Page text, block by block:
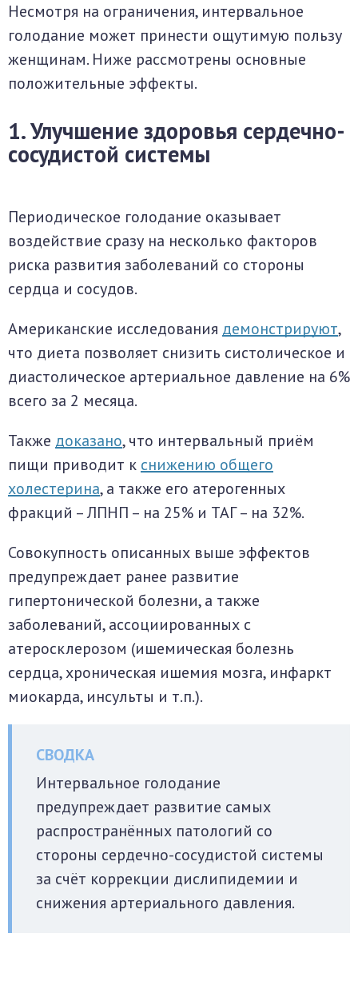
Несмотря на ограничения, интервальное
голодание может принести ощутимую пользу
женщинам. Ниже рассмотрены основные
положительные эффекты.
1. Улучшение здоровья сердечно-
сосудистой системы
Периодическое голодание оказывает
воздействие сразу на несколько факторов
риска развития заболеваний со стороны
сердца и сосудов.
Американские исследования демонстрируют,
что диета позволяет снизить систолическое и
диастолическое артериальное давление на 6%
всего за 2 месяца.
Также доказано, что интервальный приём
пищи приводит к снижению общего
холестерина, а также его атерогенных
фракций – ЛПНП – на 25% и ТАГ – на 32%.
Совокупность описанных выше эффектов
предупреждает ранее развитие
гипертонической болезни, а также
заболеваний, ассоциированных с
атеросклерозом (ишемическая болезнь
сердца, хроническая ишемия мозга, инфаркт
миокарда, инсульты и т.п.).
Интервальное голодание
предупреждает развитие самых
распространённых патологий со
стороны сердечно-сосудистой системы
за счёт коррекции дислипидемии и
снижения артериального давления.